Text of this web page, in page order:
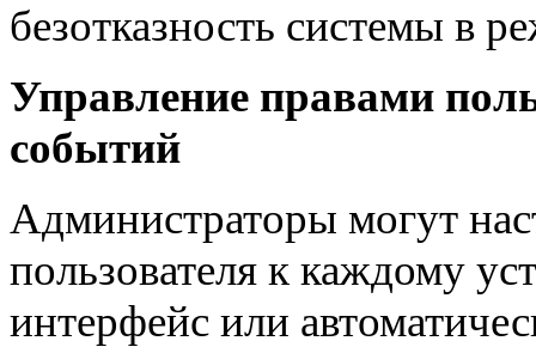
безотказность системы в
Управление правами
событий
Администраторы могут
пользователя к каждому
интерфейс или